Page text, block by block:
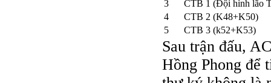
3
CTB 1 (Đội hình lão
4
CTB 2 (K48+K50)
5
CTB 3 (k52+K53)
Sau trận đấu,
Hồng Phong để